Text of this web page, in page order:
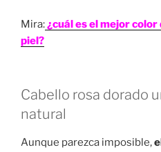
Mira:¿cuál es el mejor
piel?
Cabello rosa dorado
natural
Aunque parezca imposible,